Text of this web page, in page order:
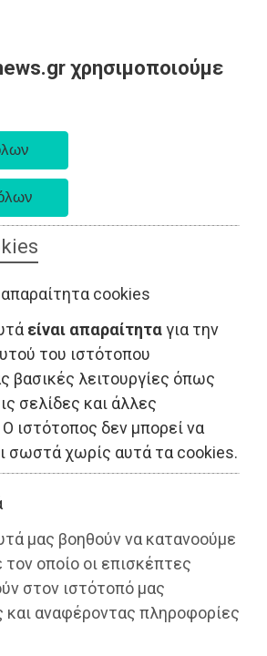
χρησιμοποιούμε
cookies
είναι απαραίτηταγια την
του ιστότοπου
βασικές λειτουργίες όπως
σελίδες και άλλες
Ο ιστότοπος δεν μπορεί να
σωστά χωρίς αυτά τα cookies.
μας βοηθούν να κατανοούμε
οποίο οι επισκέπτες
στον ιστότοπό μας
και αναφέροντας πληροφορίες
- Ραφήνα